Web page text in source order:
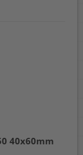
40x60mm